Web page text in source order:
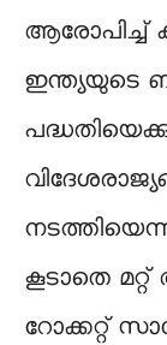
ആരോപിച്ച്
ഇന്ത്യയുടെ
കൂടാതെ
റോക്കറ്റ്